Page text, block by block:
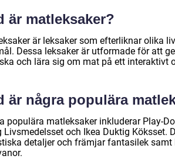
är matleksaker?
är leksaker som efterliknar olika
Dessa leksaker är utformade för att
och lära sig om mat på ett interaktivt
är några populära
populära matleksaker inkluderar Play-
Livsmedelsset och Ikea Duktig Köksset.
detaljer och främjar fantasilek samt